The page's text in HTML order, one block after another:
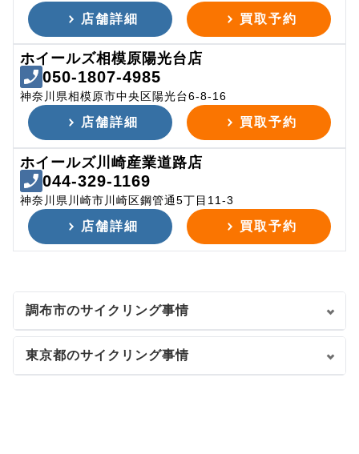
店舗詳細 買取予約
ホイールズ相模原陽光台店
050-1807-4985
神奈川県相模原市中央区陽光台6-8-16
店舗詳細 買取予約
ホイールズ川崎産業道路店
044-329-1169
神奈川県川崎市川崎区鋼管通5丁目11-3
店舗詳細 買取予約
調布市のサイクリング事情
東京都のサイクリング事情